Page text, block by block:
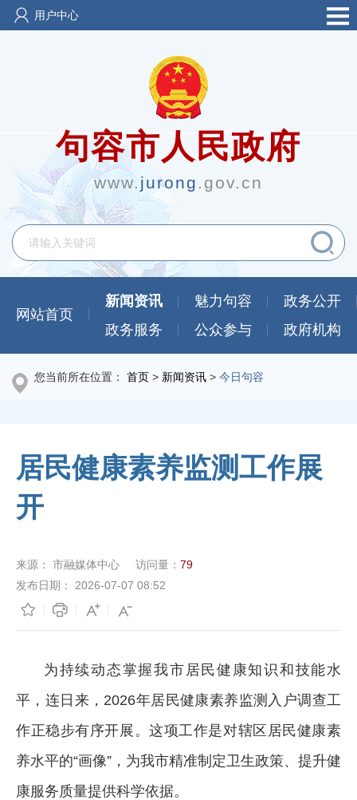
用户中心
句容市人民政府
www.jurong .gov.cn
网站首页
新闻资讯 魅力句容
政务公开
政务服务
公众参与 政府机构
您当前所在位置： 首页 > 新闻资讯 > 今日句容
居民健康素养监测工作展
开
来源： 市融媒体中心 访问量： 79
发布日期：
2026-07-07 08:52
为持续动态掌握我市居民健康知识和技能水
平，连日来，2026年居民健康素养监测入户调查工
作正稳步有序开展。这项工作是对辖区居民健康素
养水平的“画像”，为我市精准制定卫生政策、提升健
康服务质量提供科学依据。